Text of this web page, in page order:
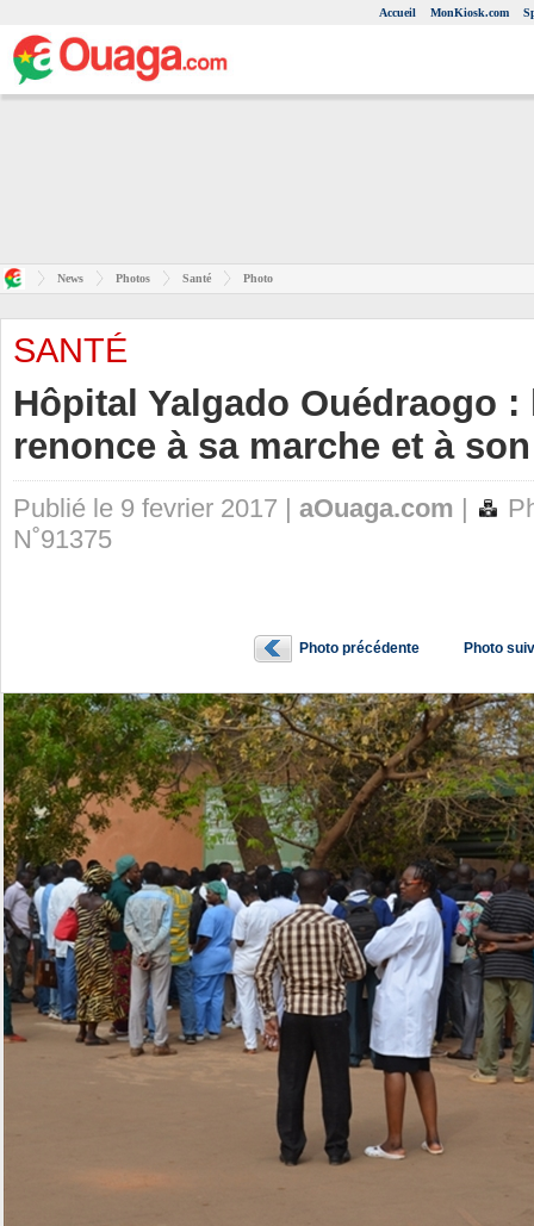
Accueil MonKiosk.com
News Photos Santé Photo
SANTÉ
Hôpital Yalgado Ouédraogo :
renonce à sa marche et à
Publié le 9 fevrier 2017 | aOuaga.com |
N˚91375
Photo précédente Photo